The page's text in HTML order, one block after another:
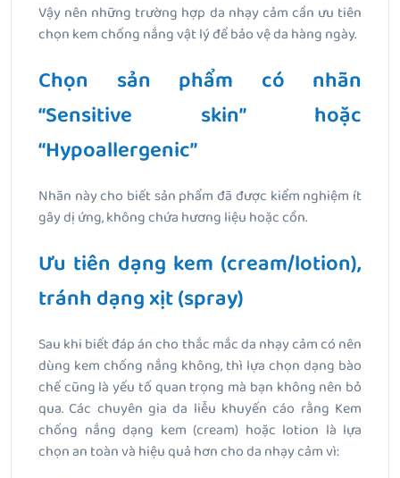
Vậy nên những trường hợp da nhạy cảm cần ưu tiên
chọn kem chống nắng vật lý để bảo vệ da hàng ngày.
Chọn sản phẩm có nhãn
“Sensitive skin” hoặc
“Hypoallergenic”
Nhãn này cho biết sản phẩm đã được kiểm nghiệm ít
gây dị ứng, không chứa hương liệu hoặc cồn.
Ưu tiên dạng kem (cream/lotion),
tránh dạng xịt (spray)
Sau khi biết đáp án cho thắc mắc da nhạy cảm có nên
dùng kem chống nắng không, thì lựa chọn dạng bào
chế cũng là yếu tố quan trọng mà bạn không nên bỏ
qua. Các chuyên gia da liễu khuyến cáo rằng Kem
chống nắng dạng kem (cream) hoặc lotion là lựa
chọn an toàn và hiệu quả hơn cho da nhạy cảm vì: